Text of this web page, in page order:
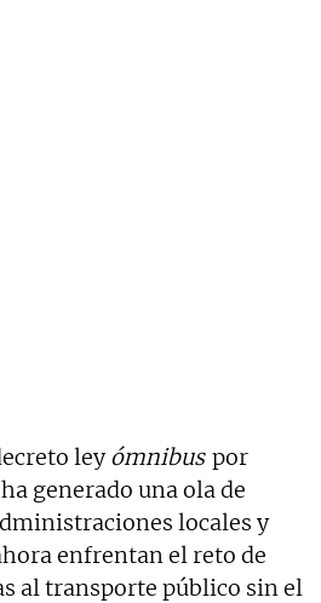
leyómnibus por
generado una ola de
locales y
enfrentan el reto de
al transporte público sin el